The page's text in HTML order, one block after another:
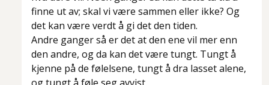
finne ut av; skal vi være sammen eller ikke? Og
det kan være verdt å gi det den tiden.
Andre ganger så er det at den ene vil mer enn
den andre, og da kan det være tungt. Tungt å
kjenne på de følelsene, tungt å dra lasset alene,